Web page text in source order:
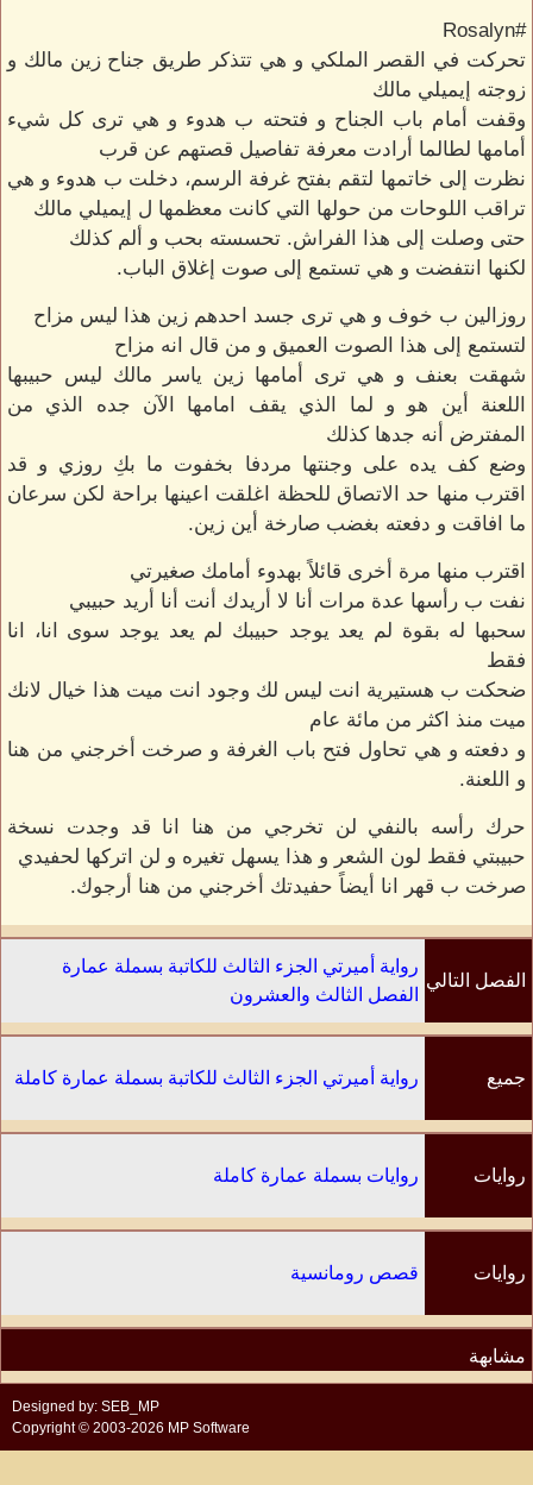
#Rosalyn
تحركت في القصر الملكي و هي تتذكر طريق جناح زين مالك و
زوجته إيميلي مالك
وقفت أمام باب الجناح و فتحته ب هدوء و هي ترى كل شيء
أمامها لطالما أرادت معرفة تفاصيل قصتهم عن قرب
نظرت إلى خاتمها لتقم بفتح غرفة الرسم، دخلت ب هدوء و هي
تراقب اللوحات من حولها التي كانت معظمها ل إيميلي مالك
حتى وصلت إلى هذا الفراش. تحسسته بحب و ألم كذلك
لكنها انتفضت و هي تستمع إلى صوت إغلاق الباب.
روزالين ب خوف و هي ترى جسد احدهم زين هذا ليس مزاح
لتستمع إلى هذا الصوت العميق و من قال انه مزاح
شهقت بعنف و هي ترى أمامها زين ياسر مالك ليس حبيبها
اللعنة أين هو و لما الذي يقف امامها الآن جده الذي من
المفترض أنه جدها كذلك
وضع كف يده على وجنتها مردفا بخفوت ما بكِ روزي و قد
اقترب منها حد الاتصاق للحظة اغلقت اعينها براحة لكن سرعان
ما افاقت و دفعته بغضب صارخة أين زين.
اقترب منها مرة أخرى قائلاً بهدوء أمامك صغيرتي
نفت ب رأسها عدة مرات أنا لا أريدك أنت أنا أريد حبيبي
سحبها له بقوة لم يعد يوجد حبيبك لم يعد يوجد سوى انا، انا
فقط
ضحكت ب هستيرية انت ليس لك وجود انت ميت هذا خيال لانك
ميت منذ اكثر من مائة عام
و دفعته و هي تحاول فتح باب الغرفة و صرخت أخرجني من هنا
و اللعنة.
حرك رأسه بالنفي لن تخرجي من هنا انا قد وجدت نسخة
حبيبتي فقط لون الشعر و هذا يسهل تغيره و لن اتركها لحفيدي
صرخت ب قهر انا أيضاً حفيدتك أخرجني من هنا أرجوك.
الفصل التالي
رواية أميرتي الجزء الثالث للكاتبة بسملة عمارة
الفصل الثالث والعشرون
جميع رواية أميرتي الجزء الثالث للكاتبة بسملة عمارة كاملة
روايات روايات بسملة عمارة كاملة
روايات
مشابهة
قصص رومانسية
Designed by: SEB_MP
Copyright © 2003-2026 MP Software